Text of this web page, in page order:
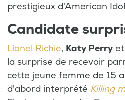
prestigieux d'American
Candidate
Lionel Richie, Katy Perry et
la surprise de recevoir
cette jeune femme de 15
d'abord interprété Killing